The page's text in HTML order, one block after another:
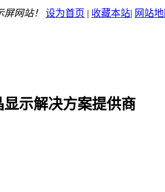
网站！ 设为首页 | 收藏本站| 网站地
示解决方案提供商